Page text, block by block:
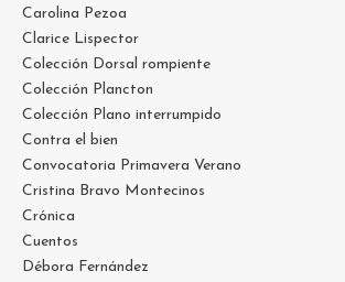
Carolina Pezoa
Clarice Lispector
Colección Dorsal rompiente
Colección Plancton
Colección Plano interrumpido
Contra el bien
Convocatoria Primavera Verano
Cristina Bravo Montecinos
Crónica
Cuentos
Débora Fernández